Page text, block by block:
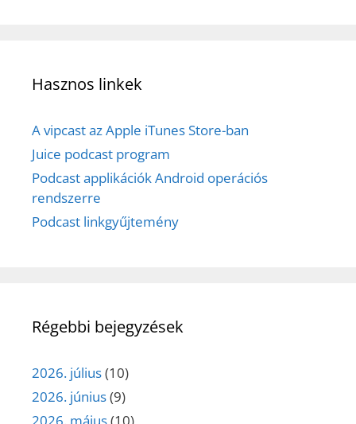
Hasznos linkek
A vipcast az Apple iTunes Store-ban
Juice podcast program
Podcast applikációk Android operációs
rendszerre
Podcast linkgyűjtemény
Régebbi bejegyzések
2026. július(10)
2026. június(9)
2026. május(10)